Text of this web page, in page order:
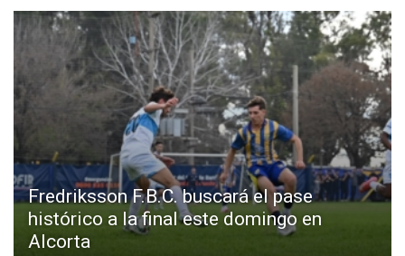
Fredriksson F.B.C. buscará el pase
histórico a la final este domingo en
Alcorta